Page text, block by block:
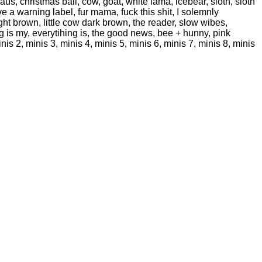
a warning label, fur mama, fuck this shit, I solemnly
brown, little cow dark brown, the reader, slow wibes,
is my, everytihing is, the good news, bee + hunny, pink
2, minis 3, minis 4, minis 5, minis 6, minis 7, minis 8, minis